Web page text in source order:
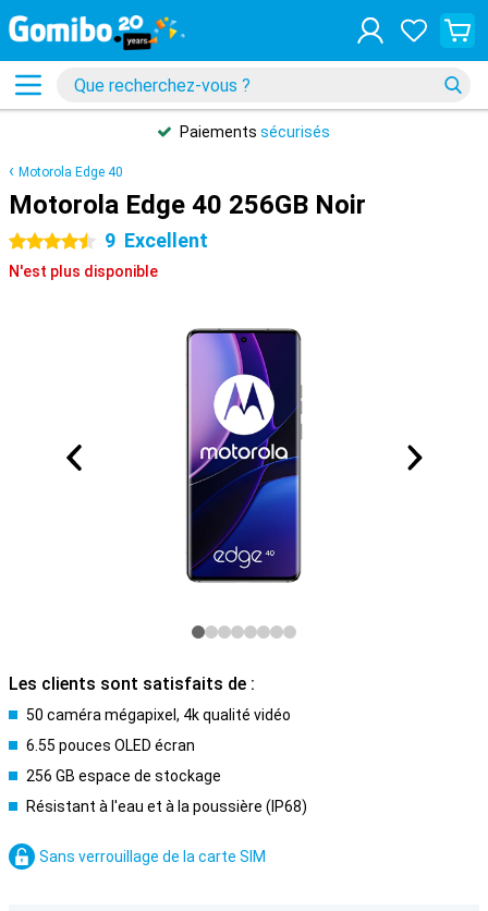
Paiements sécurisés
Motorola Edge 40
Motorola Edge 40 256GB Noir
4.5 étoiles 9 Excellent
N'est plus disponible
Les clients sont satisfaits de :
50 caméra mégapixel, 4k qualité vidéo
6.55 pouces OLED écran
256 GB espace de stockage
Résistant à l'eau et à la poussière (IP68)
Sans verrouillage de la carte SIM